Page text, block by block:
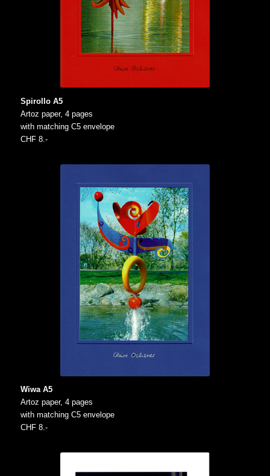
Spirollo A5
Artoz paper, 4 pages
with matching C5 envelope
CHF 8.-
Wiwa A5
Artoz paper, 4 pages
with matching C5 envelope
CHF 8.-